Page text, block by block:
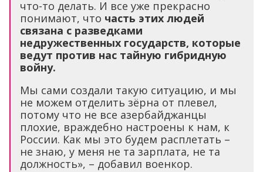
что-то делать. И все уже прекрасно
понимают, что часть этих людей
связана с разведками
недружественных государств, которые
ведут против нас тайную гибридную
войну.
Мы сами создали такую ситуацию, и мы
не можем отделить зёрна от плевел,
потому что не все азербайджанцы
плохие, враждебно настроены к нам, к
России. Как мы это будем расплетать –
не знаю, у меня не та зарплата, не та
должность», – добавил военкор.